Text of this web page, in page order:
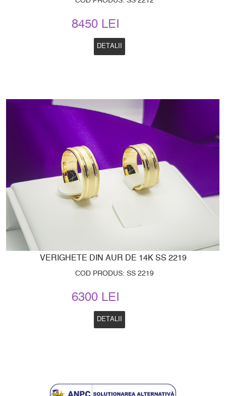
8450 LEI
DETALII
VERIGHETE DIN AUR DE 14K SS 2219
COD PRODUS: SS 2219
6300 LEI
DETALII